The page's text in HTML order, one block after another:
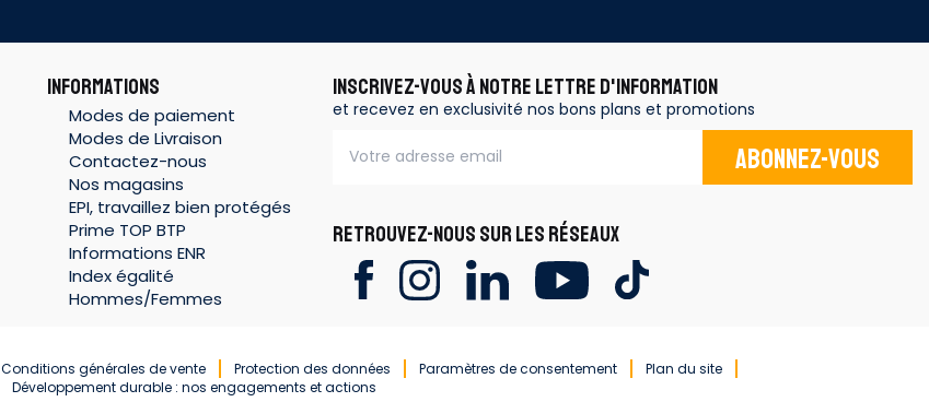
INFORMATIONS
Modes de paiement
Modes de Livraison
Contactez-nous
Nos magasins
EPI, travaillez bien protégés
Prime TOP BTP
Informations ENR
Index égalité
Hommes/Femmes
INSCRIVEZ-VOUS À NOTRE LETTRE D'INFORMATION
et recevez en exclusivité nos bons plans et promotions
Abonnez-vous
RETROUVEZ-NOUS SUR LES RÉSEAUX
Conditions générales de vente Protection des données Paramètres de consentement
Plan du site
Développement durable : nos engagements et actions